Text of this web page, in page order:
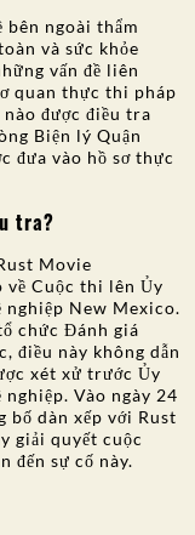
bên ngoài thẩm
và sức khỏe
vấn đề liên
quan thực thi pháp
được điều tra
Biện lý Quận
đưa vào hồ sơ thực
tra?
Movie
về Cuộc thi lên Ủy
nghiệp New Mexico.
chức Đánh giá
điều này không dẫn
xét xử trước Ủy
Vào ngày 24
bố dàn xếp với Rust
giải quyết cuộc
đến sự cố này.